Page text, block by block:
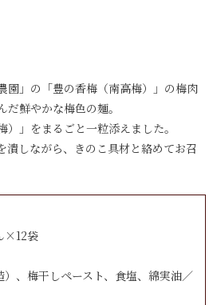
園」の「豊の香梅（南高梅）」の梅肉
鮮やかな梅色の麺。
」をまるごと一粒添えました。
潰しながら、きのこ具材と絡めてお召
×12袋
、梅干しペースト、食塩、綿実油／